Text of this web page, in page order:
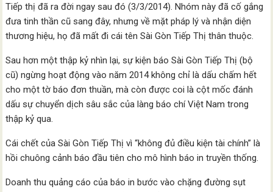
Tiếp thị đã ra đời ngay sau đó (3/3/2014). Nhóm này đã cố gắng
đưa tinh thần cũ sang đây, nhưng về mặt pháp lý và nhận diện
thương hiệu, họ đã mất đi cái tên Sài Gòn Tiếp Thị thân thuộc.
Sau hơn một thập kỷ nhìn lại, sự kiện báo Sài Gòn Tiếp Thị (bộ
cũ) ngừng hoạt động vào năm 2014 không chỉ là dấu chấm hết
cho một tờ báo đơn thuần, mà còn được coi là cột mốc đánh
dấu sự chuyển dịch sâu sắc của làng báo chí Việt Nam trong
thập kỷ qua.
Cái chết của Sài Gòn Tiếp Thị vì “không đủ điều kiện tài chính” là
hồi chuông cảnh báo đầu tiên cho mô hình báo in truyền thống.
Doanh thu quảng cáo của báo in bước vào chặng đường sụt